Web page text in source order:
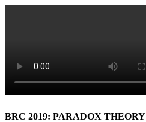
BRC 2019: PARADOX THEORY